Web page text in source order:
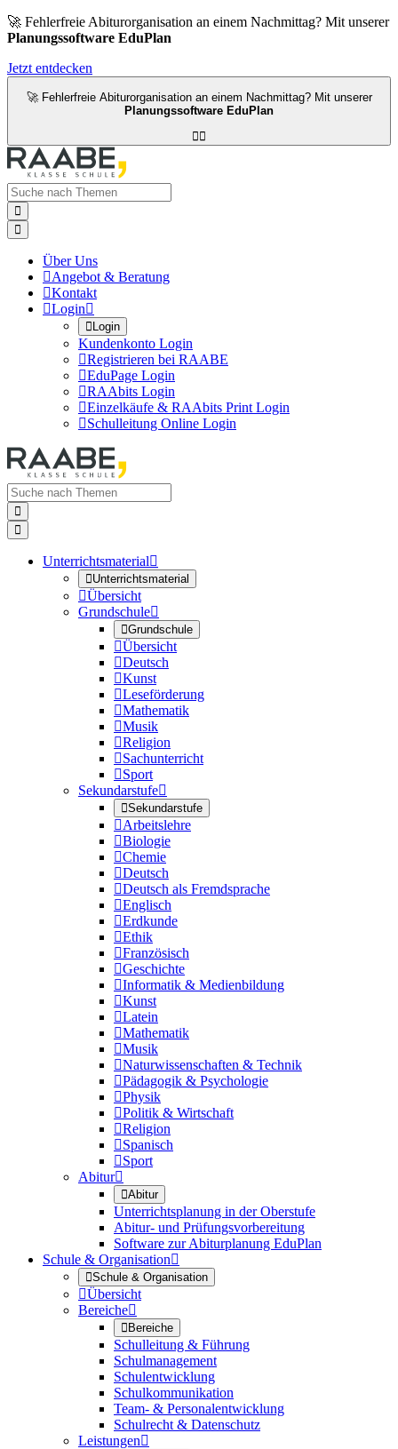
🚀 Fehlerfreie Abiturorganisation an einem Nachmittag? Mit unserer
Planungssoftware EduPlan
Jetzt entdecken
🚀 Fehlerfreie Abiturorganisation an einem Nachmittag? Mit unserer
Planungssoftware EduPlan



Über Uns
Angebot & Beratung
Kontakt
Login
Login
Kundenkonto Login
Registrieren bei RAABE
EduPage Login
RAAbits Login
Einzelkäufe & RAAbits Print Login
Schulleitung Online Login


Unterrichtsmaterial
Unterrichtsmaterial
Übersicht
Grundschule
Grundschule
Übersicht
Deutsch
Kunst
Leseförderung
Mathematik
Musik
Religion
Sachunterricht
Sport
Sekundarstufe
Sekundarstufe
Arbeitslehre
Biologie
Chemie
Deutsch
Deutsch als Fremdsprache
Englisch
Erdkunde
Ethik
Französisch
Geschichte
Informatik & Medienbildung
Kunst
Latein
Mathematik
Musik
Naturwissenschaften & Technik
Pädagogik & Psychologie
Physik
Politik & Wirtschaft
Religion
Spanisch
Sport
Abitur
Abitur
Unterrichtsplanung in der Oberstufe
Abitur- und Prüfungsvorbereitung
Software zur Abiturplanung EduPlan
Schule & Organisation
Schule & Organisation
Übersicht
Bereiche
Bereiche
Schulleitung & Führung
Schulmanagement
Schulentwicklung
Schulkommunikation
Team- & Personalentwicklung
Schulrecht & Datenschutz
Leistungen